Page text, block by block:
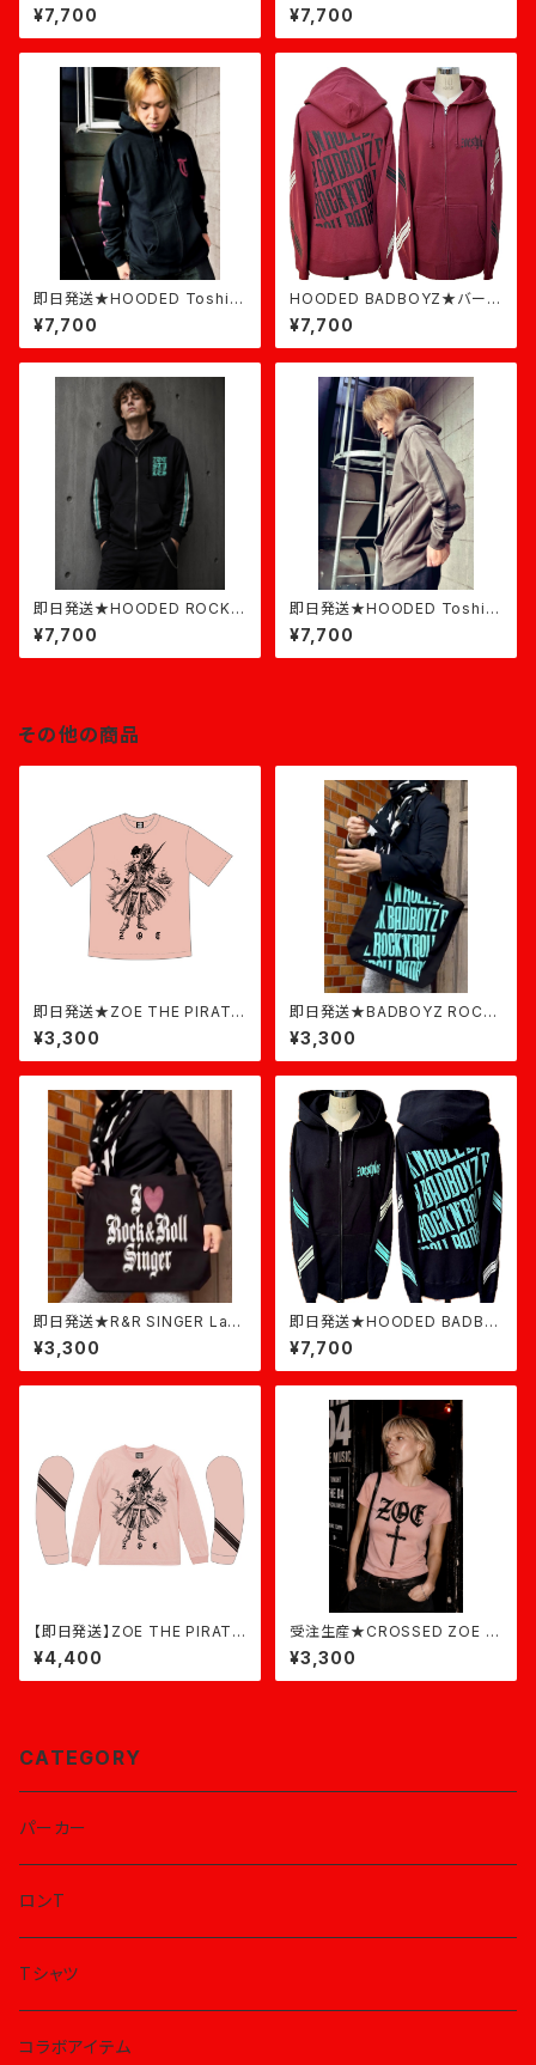
ンディ×ピンク
¥7,700 黒×バーガンディ
¥7,700
即日発送★HOODED Toshi★
黒×バーガンディ
¥7,700
HOODED BADBOYZ★バーガ
ンディ×黒
¥7,700
即日発送★HOODED ROCK★
黒×ミント
¥7,700
即日発送★HOODED Toshi★
チャコール
¥7,700
その他の商品
即日発送★ZOE THE PIRATE
T-shirt★ダスティピンク
¥3,300
即日発送★BADBOYZ ROCK
Large Tote★ミント
¥3,300
即日発送★R&R SINGER Larg
e Tote★黒
¥3,300
即日発送★HOODED BADBO
YZ ROCK★黒×ミント
¥7,700
【即日発送】ZOE THE PIRATE
LONG★オフピンク×黒
¥4,400
受注生産★CROSSED ZOE T
-shirt★ダスティピンク
¥3,300
CATEGORY
パーカー
ロンT
Tシャツ
コラボアイテム